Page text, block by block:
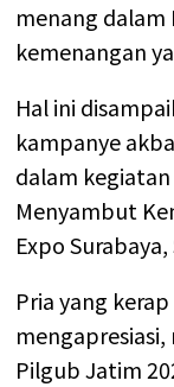
menang dalam
kemenangan
Hal ini
kampanye
dalam kegiatan
Menyambut
Expo
Pria yang
Pilgub Jatim